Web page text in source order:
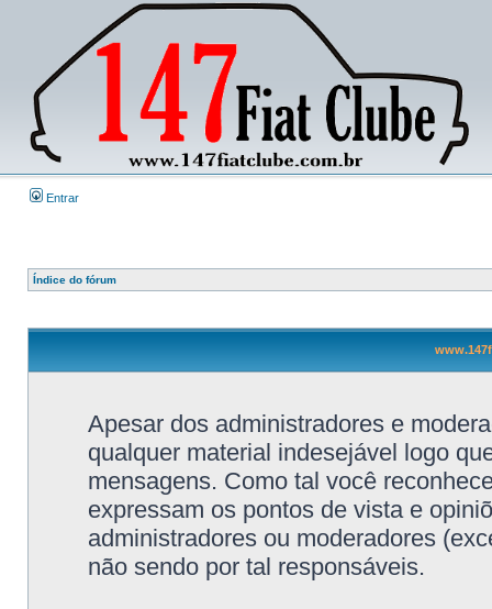
Entrar
Índice do fórum
Apesar dos administradores e
qualquer material indesejável logo
mensagens. Como tal você
expressam os pontos de vista e
administradores ou moderadores
não sendo por tal responsáveis.